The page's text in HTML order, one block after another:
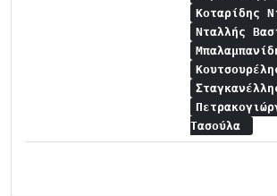
Κοταρίδης
Νταλλής
Τασούλα